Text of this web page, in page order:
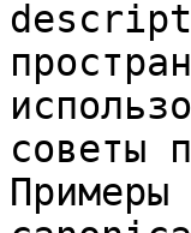
советы